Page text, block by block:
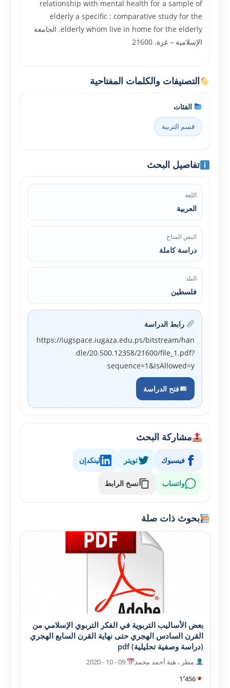
relationship with mental health for a sample of
elderly a specific : comparative study for the
elderly whom live in home for the elderly. الجامعة
الإسلامية – غزة. 21600
التصنيفات والكلمات المفتاحية
الفئات
قسم التربية
تفاصيل البحث
اللغة
العربية
النص المتاح
دراسة كاملة
البلد
فلسطين
رابط الدراسة
https://iugspace.iugaza.edu.ps/bitstream/han
dle/20.500.12358/21600/file_1.pdf?
sequence=1&isAllowed=y
فتح الدراسة
مشاركة البحث
فيسبوك تويتر لينكدإن
واتساب نسخ الرابط
بحوث ذات صلة
بعض الأساليب التربوية في الفکر التربوي الإسلامي من
القرن السادس الهجري حتى نهاية القرن السابع الهجري
(دراسة وصفية تحليلية) pdf
مطر ، هبة أحمد محمد
1٬456